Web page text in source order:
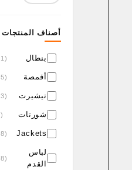
أصناف المنتجات
بنطال (11)
أقمصة (45)
تيشيرت (33)
شورتات (9)
Jackets
(28)
لباس
القدم
(58)